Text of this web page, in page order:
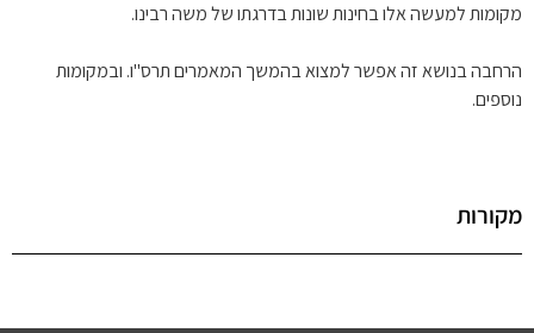
מקומות למעשה אלו בחינות שונות בדרגתו של משה רבינו.
הרחבה בנושא זה אפשר למצוא בהמשך המאמרים תרס"ו. ובמקומות
נוספים.
מקורות